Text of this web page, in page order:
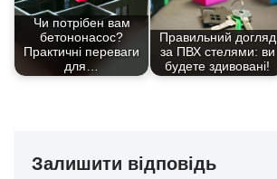
Чи потрібен вам
бетононасос?
Практичні переваги
для…
Правильний догляд
за ПВХ стелями: ви
будете здивовані!
Залишити відповідь